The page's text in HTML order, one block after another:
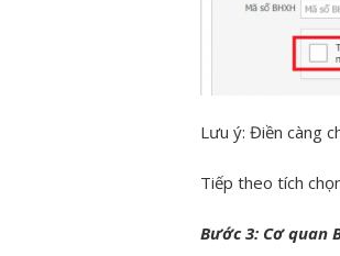
Lưu ý: Điền càng
Tiếp theo tích
Bước 3: Cơ quan